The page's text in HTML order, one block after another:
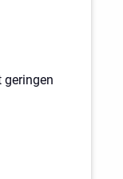
geringen